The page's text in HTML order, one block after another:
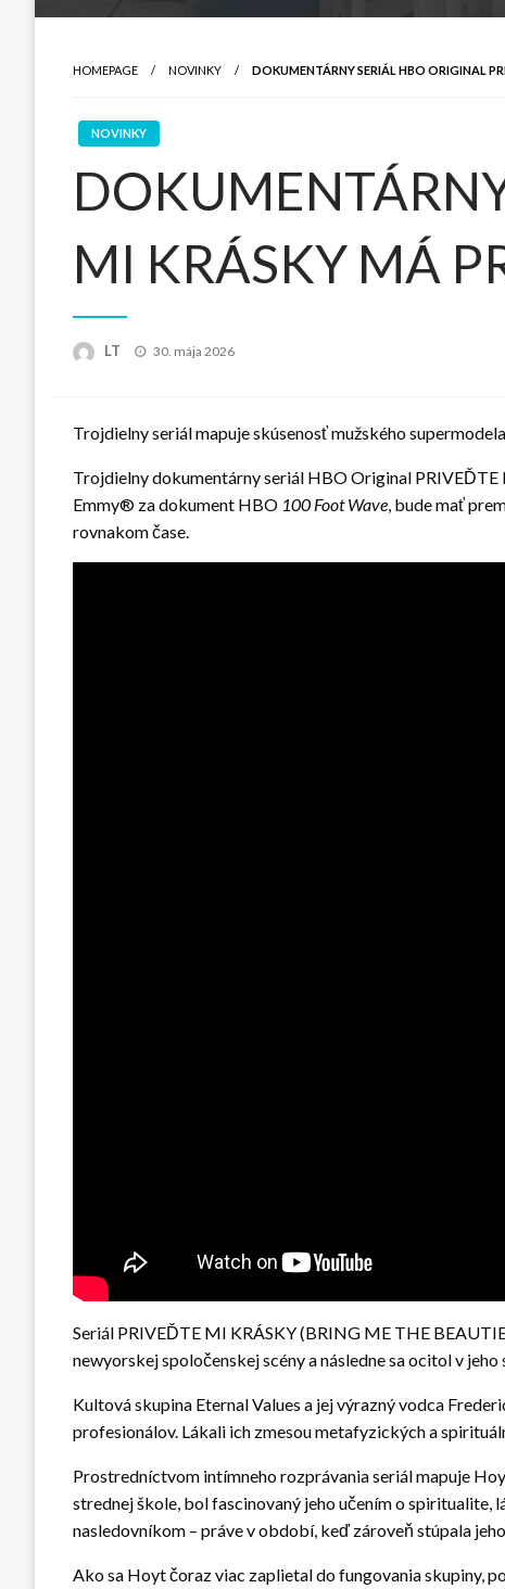
HOMEPAGE NOVINKY DOKUMENTÁRNY SERIÁL HBO ORIGINAL
NOVINKY
MI KRÁSKY MÁ
LT
Posted
30. mája 2026
Trojdielny seriál mapuje skúsenosť mužského
Trojdielny dokumentárny seriál HBO Original
Emmy® za dokument HBO 100 Foot Wave, bude mať
rovnakom čase.
Seriál PRIVEĎTE MI KRÁSKY (BRING ME THE
newyorskej spoločenskej scény a následne sa ocitol v
Kultová skupina Eternal Values a jej výrazný vodca
profesionálov. Lákali ich zmesou metafyzických a
Prostredníctvom intímneho rozprávania seriál mapuje
strednej škole, bol fascinovaný jeho učením o spiritualite,
nasledovníkom – práve v období, keď zároveň stúpala
Ako sa Hoyt čoraz viac zaplietal do fungovania skupiny,